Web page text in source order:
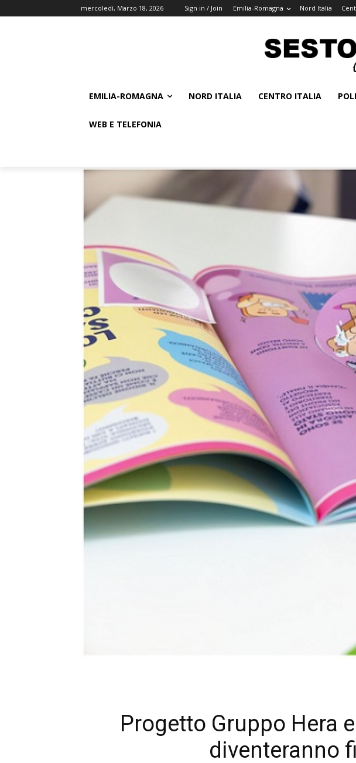
mercoledì, Marzo 18, 2026 Sign in / Join Emilia-Romagna Nord Italia
EMILIA-ROMAGNA NORD ITALIA CENTRO ITALIA
WEB E TELEFONIA
Progetto Gruppo Hera
diventeranno